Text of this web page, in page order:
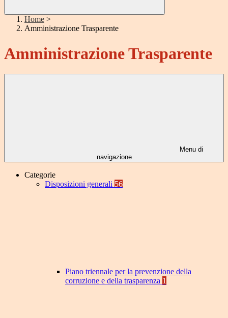
Home >
Amministrazione Trasparente
Amministrazione Trasparente
Menu di
navigazione
Categorie
Disposizioni generali 56
Piano triennale per la prevenzione della
corruzione e della trasparenza 1